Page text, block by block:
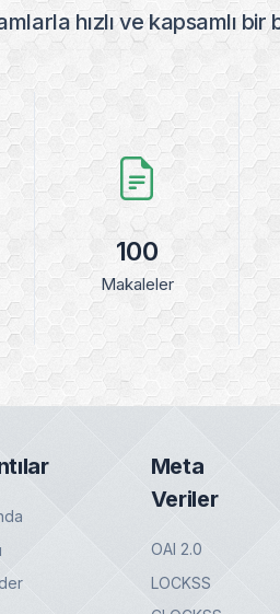
hızlı ve kapsamlı bir
100
Makaleler
Meta
Veriler
OAI 2.0
LOCKSS